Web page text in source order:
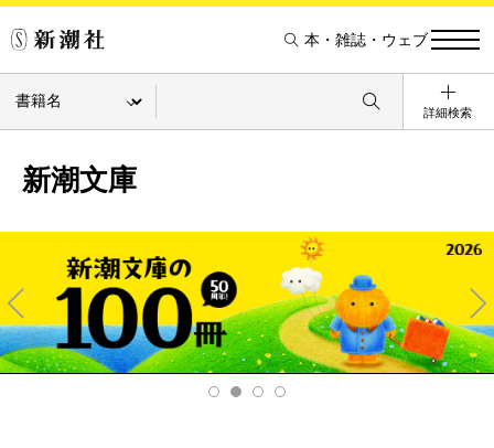
本・雑誌・ウェブ
詳細検索
新潮文庫
Pre
v
Ne
xt